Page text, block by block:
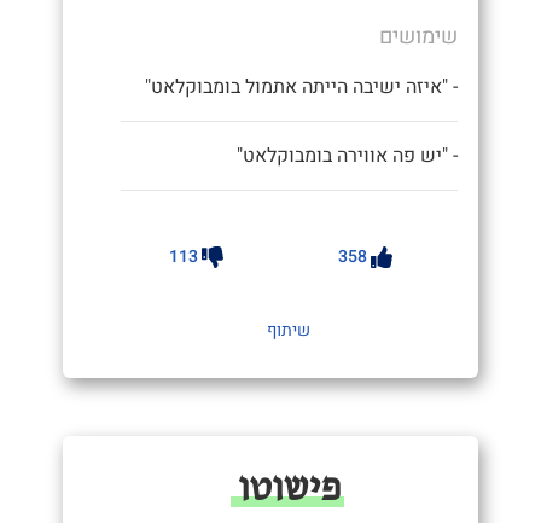
שימושים
- "איזה ישיבה הייתה אתמול בומבוקלאט"
- "יש פה אווירה בומבוקלאט"
358
113
שיתוף
פישוטו